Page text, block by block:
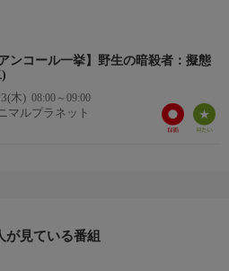
アンコール一挙】野生の暗殺者：擬態
木) 08:00～09:00
マルプラネット
が見ている番組